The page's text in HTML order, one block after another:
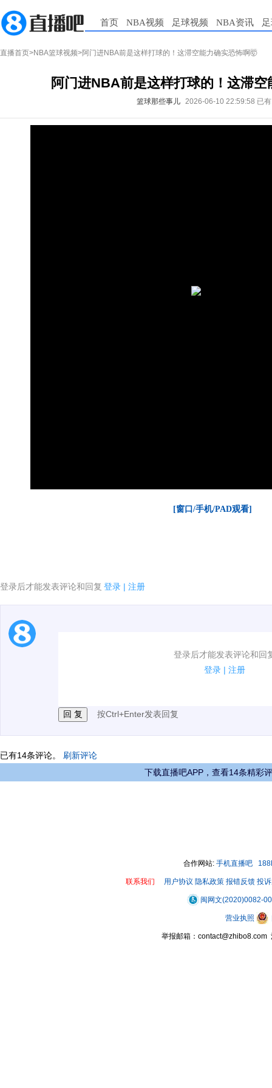
首页 NBA视频 足球视频 NBA资讯
直播首页>NBA篮球视频>阿门进NBA前是这样打球的！这滞空能力确实恐怖啊🤯
阿门进NBA前是这样打球的！这滞
篮球那些事儿 2026-06-10 22:59:58 已
[窗口/手机/PAD观看]
登录后才能发表评论和回复 登录 | 注册
登录后才能发表评论和回
登录 | 注册
1.电脑端新用户可以发表评论了！
按Ctrl+Enter发表回复
已有14条评论。 刷新评论
下载直播吧APP，查看14条精彩
合作网站: 手机直播吧
联系我们 用户协议 隐私政策 报错反馈 投
闽网文(2020)0082-
营业执照
举报邮箱：